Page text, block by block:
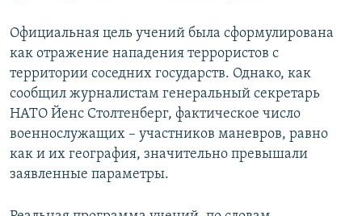
Официальная цель учений была сформулирована
как отражение нападения террористов с
территории соседних государств. Однако, как
сообщил журналистам генеральный секретарь
НАТО Йенс Столтенберг, фактическое число
военнослужащих – участников маневров, равно
как и их география, значительно превышали
заявленные параметры.